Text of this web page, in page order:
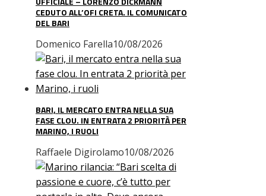
CEDUTO ALL’OFI CRETA. IL COMUNICATO
DEL BARI
Domenico Farella10/08/2026
BARI, IL MERCATO ENTRA NELLA SUA
FASE CLOU. IN ENTRATA 2 PRIORITÀ PER
MARINO, I RUOLI
Raffaele Digirolamo10/08/2026